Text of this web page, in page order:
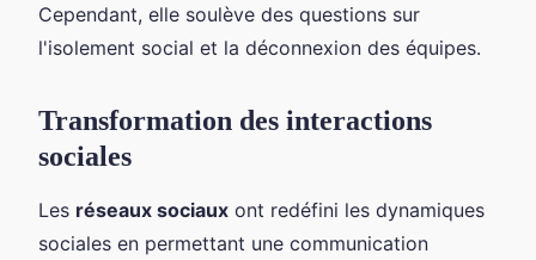
Cependant, elle soulève des questions sur
l'isolement social et la déconnexion des équipes.
Transformation des interactions
sociales
Les réseaux sociaux ont redéfini les dynamiques
sociales en permettant une communication